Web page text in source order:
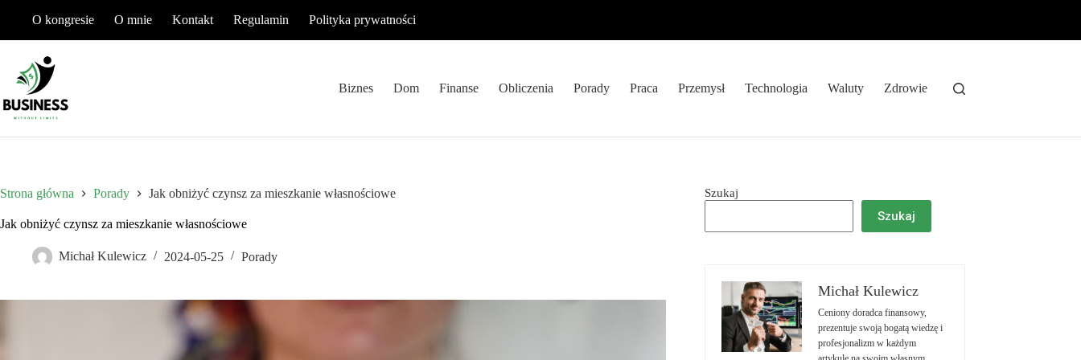
O kongresie O mnie Kontakt Regulamin Polityka prywatności
Biznes Dom Finanse Obliczenia Porady Praca Przemysł Technologia Waluty Zdrowie
Strona główna Porady Jak obniżyć czynsz za mieszkanie własnościowe
Jak obniżyć czynsz za mieszkanie własnościowe
Michał Kulewicz 2024-05-25 Porady
Szukaj
Szukaj
Michał Kulewicz
Ceniony doradca finansowy,
prezentuje swoją bogatą wiedzę i
profesjonalizm w każdym